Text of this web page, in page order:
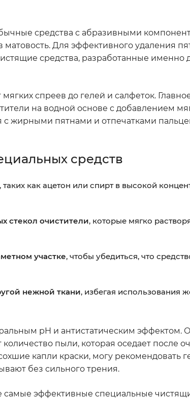
средства с абразивными
Для эффективного удаления
средства, разработанные именно
спреев до гелей и салфеток.
на водной основе с добавлением
с жирными пятнами и отпечатками
средств
, таких как ацетон или спирт в высокой
стекол очистители, которые мягко
участке, чтобы убедиться, что
нежной ткани, избегая использования
pH и антистатическим эффектом.
пыли, которая оседает после
капли краски, могу рекомендовать
без сильного трения.
самые эффективные специальные